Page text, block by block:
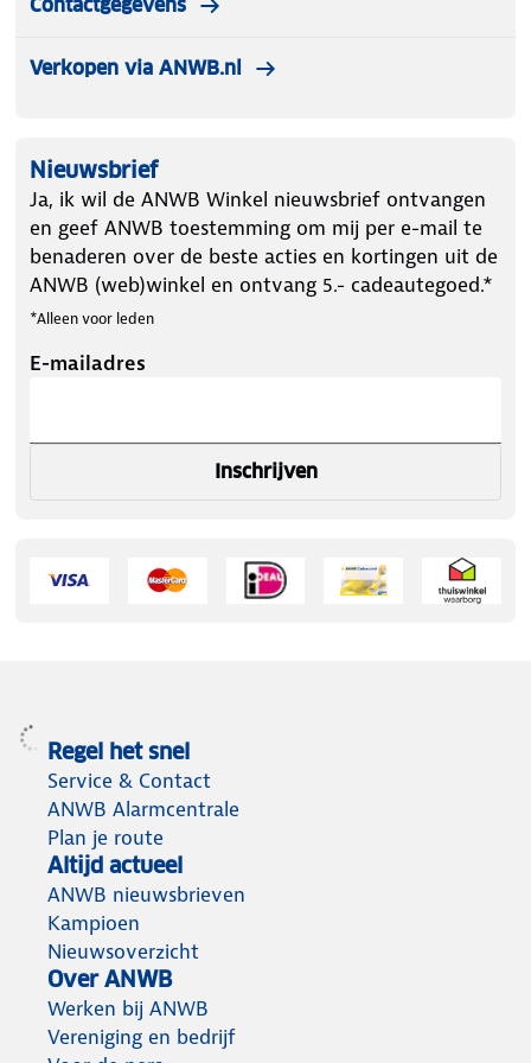
Contactgegevens
Verkopen via ANWB.nl
Nieuwsbrief
Ja, ik wil de ANWB Winkel nieuwsbrief ontvangen
en geef ANWB toestemming om mij per e-mail te
benaderen over de beste acties en kortingen uit de
ANWB (web)winkel en ontvang 5.- cadeautegoed.*
*Alleen voor leden
E-mailadres
Inschrijven
Regel het snel
Service & Contact
ANWB Alarmcentrale
Plan je route
Altijd actueel
ANWB nieuwsbrieven
Kampioen
Nieuwsoverzicht
Over ANWB
Werken bij ANWB
Vereniging en bedrijf